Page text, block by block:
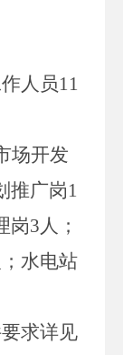
人员11
场开发
推广岗1
岗3人；
；水电站
求详见